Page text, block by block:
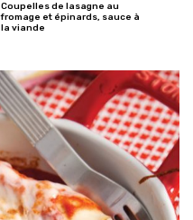
Coupelles de lasagne au
fromage et épinards, sauce à
la viande